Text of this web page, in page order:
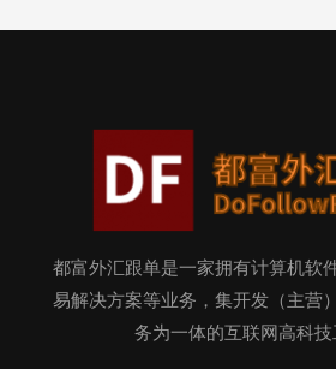
都富外汇跟单是一家拥有计算机软
易解决方案等业务，集开发（主营
务为一体的互联网高科技